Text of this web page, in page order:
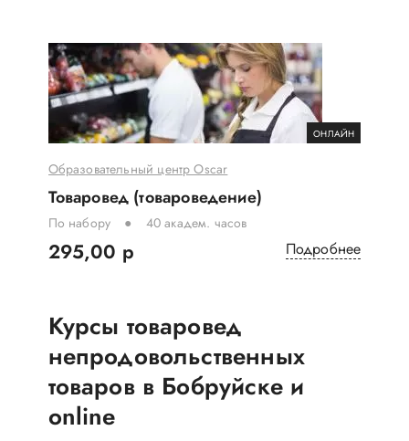
ОНЛАЙН
Образовательный центр Oscar
Товаровед (товароведение)
По набору 40 академ. часов
295,00 р Подробнее
Курсы товаровед
непродовольственных
товаров в Бобруйске и
online